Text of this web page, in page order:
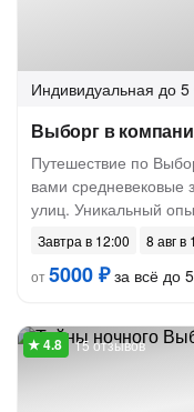
Индивидуальная до 5
Выборг в
Путешествие по
вами средневековые
улиц. Уникальный
Завтра в 12:00
8 авг в
от5000 ₽за всё до
15 отзывов